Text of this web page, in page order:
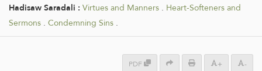
Hadisaw Saradali : Virtues and Manners . Heart-Softeners and
Sermons . Condemning Sins .
PDF + -